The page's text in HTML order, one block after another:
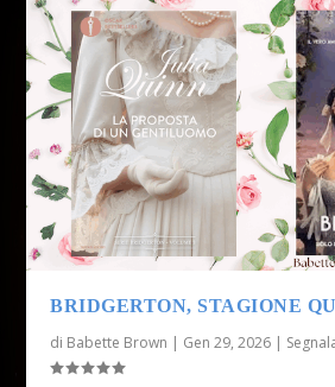
BRIDGERTON, STAGIONE
di Babette Brown | Gen 29, 2026 |